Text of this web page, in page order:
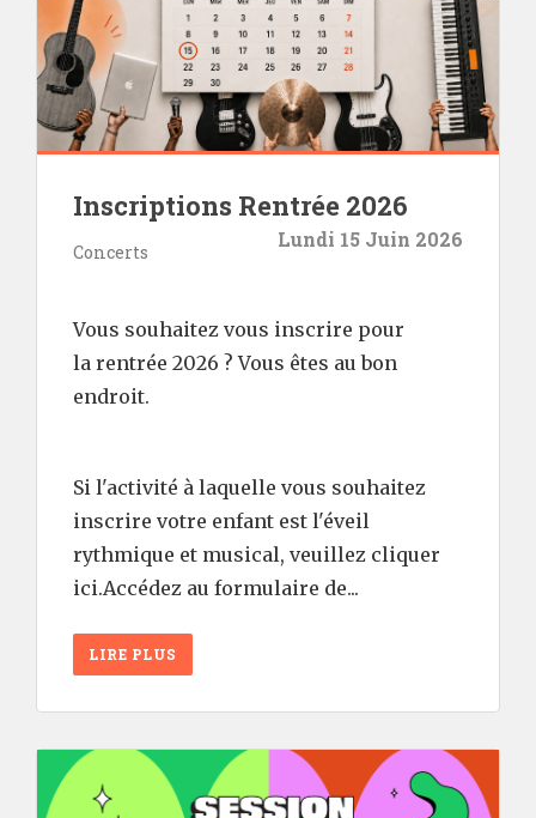
Inscriptions Rentrée 2026
Concerts
Lundi 15 Juin 2026
Vous souhaitez vous inscrire pour
la rentrée 2026 ? Vous êtes au bon
endroit.
Si l'activité à laquelle vous souhaitez
inscrire votre enfant est l'éveil
rythmique et musical, veuillez cliquer
ici.Accédez au formulaire de...
LIRE PLUS